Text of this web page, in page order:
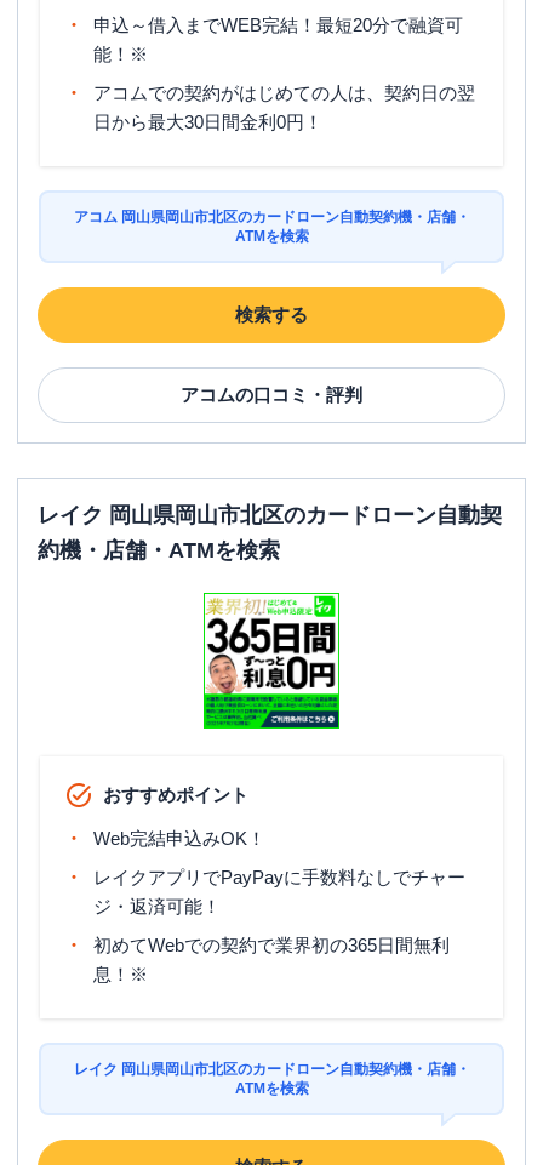
申込～借入までWEB完結！最短20分で融資可
能！※
アコムでの契約がはじめての人は、契約日の翌
日から最大30日間金利0円！
アコム 岡山県岡山市北区のカードローン自動契約機・店舗・
ATMを検索
検索する
アコムの口コミ・評判
レイク 岡山県岡山市北区のカードローン自動契
約機・店舗・ATMを検索
おすすめポイント
Web完結申込みOK！
レイクアプリでPayPayに手数料なしでチャー
ジ・返済可能！
初めてWebでの契約で業界初の365日間無利
息！※
レイク 岡山県岡山市北区のカードローン自動契約機・店舗・
ATMを検索